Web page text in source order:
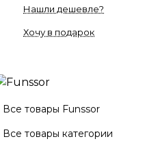
Нашли дешевле?
Хочу в подарок
Все товары Funssor
Все товары категории